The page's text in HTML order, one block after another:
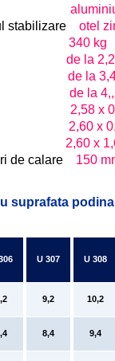
stabilizare otel
340 kg
de la
de la
max. de la
2,58 x
2,60 x
2,60 x
de calare 150
suprafata podina
U 307
9,2
8,4
U 308
10,2
9,4